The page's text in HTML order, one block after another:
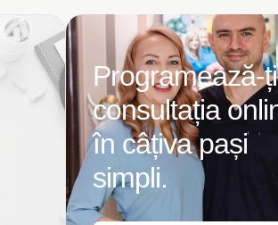
Programează-ți
consultația
în câțiva pași
simpli.